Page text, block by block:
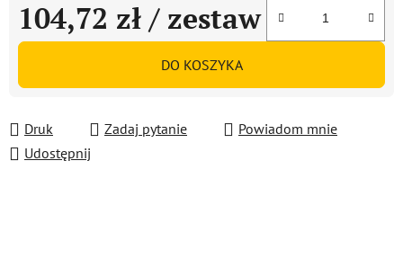
104,72 zł / zestaw
Cena jednostkowa:
DO KOSZYKA
Druk Zadaj pytanie
Powiadom mnie
Udostępnij